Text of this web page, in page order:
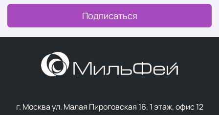
Подписаться
г. Москва ул. Малая Пироговская 16, 1 этаж, офис 12